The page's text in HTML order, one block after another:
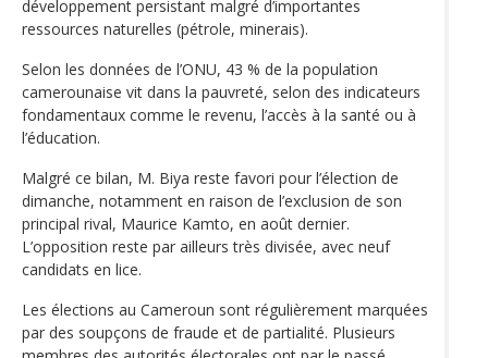
développement persistant malgré d’importantes
ressources naturelles (pétrole, minerais).
Selon les données de l’ONU, 43 % de la population
camerounaise vit dans la pauvreté, selon des indicateurs
fondamentaux comme le revenu, l’accès à la santé ou à
l’éducation.
Malgré ce bilan, M. Biya reste favori pour l’élection de
dimanche, notamment en raison de l’exclusion de son
principal rival, Maurice Kamto, en août dernier.
L’opposition reste par ailleurs très divisée, avec neuf
candidats en lice.
Les élections au Cameroun sont régulièrement marquées
par des soupçons de fraude et de partialité. Plusieurs